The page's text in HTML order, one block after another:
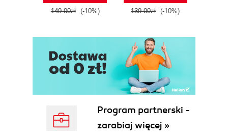
149.00zł (-10%) 139.00zł (-10%)
Program partnerski -
zarabiaj więcej »